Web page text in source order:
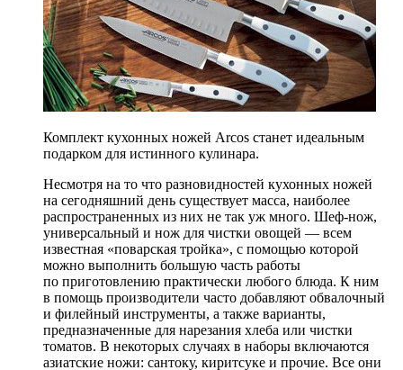
Комплект кухонных ножей Arcos станет идеальным
подарком для истинного кулинара.
Несмотря на то что разновидностей кухонных ножей
на сегодняшний день существует масса, наиболее
распространенных из них не так уж много. Шеф-нож,
универсальный и нож для чистки овощей — всем
известная «поварская тройка», с помощью которой
можно выполнить большую часть работы
по приготовлению практически любого блюда. К ним
в помощь производители часто добавляют обвалочный
и филейный инструменты, а также варианты,
предназначенные для нарезания хлеба или чистки
томатов. В некоторых случаях в наборы включаются
азиатские ножи: сантоку, киритсуке и прочие. Все они